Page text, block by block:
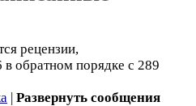
рецензии,
обратном порядке с 289
| Развернуть сообщения